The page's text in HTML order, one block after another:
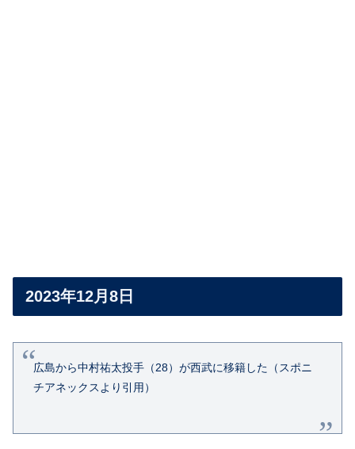
2023年12月8日
広島から中村祐太投手（28）が西武に移籍した（スポニ
チアネックスより引用）